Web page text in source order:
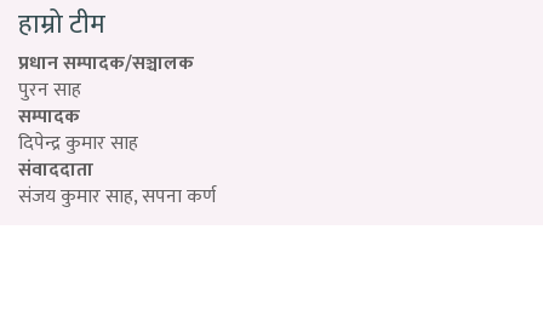
हाम्रो टीम
प्रधान सम्पादक/सञ्चालक
पुरन साह
सम्पादक
दिपेन्द्र कुमार साह
संवाददाता
संजय कुमार साह, सपना कर्ण